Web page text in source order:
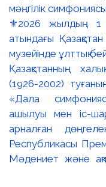
⚜️2026 жылдың 1
атындағы
музейінде ұлттық
Қазақстанның
(1926-2002)
«Дала
ашылуы мен іс-
арналған
Республикасы
Мәдениет және